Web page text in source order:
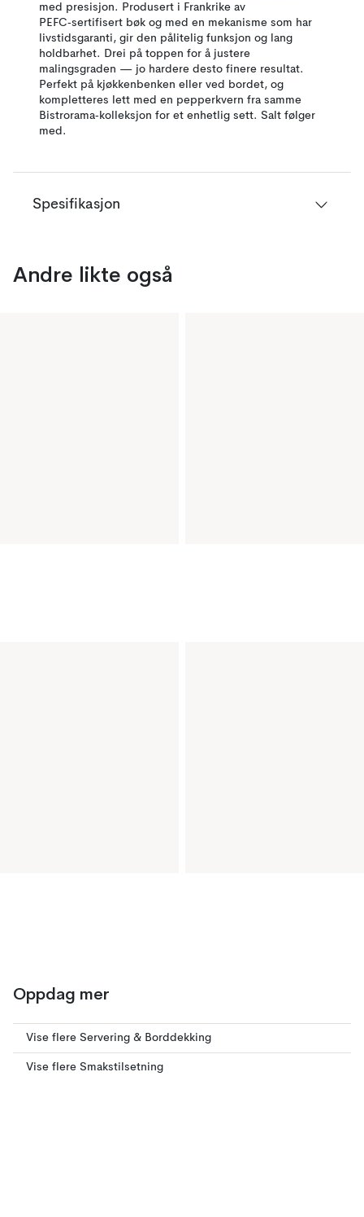
med presisjon. Produsert i Frankrike av
PEFC‑sertifisert bøk og med en mekanisme som har
livstidsgaranti, gir den pålitelig funksjon og lang
holdbarhet. Drei på toppen for å justere
malingsgraden — jo hardere desto finere resultat.
Perfekt på kjøkkenbenken eller ved bordet, og
kompletteres lett med en pepperkvern fra samme
Bistrorama‑kolleksjon for et enhetlig sett. Salt følger
med.
Spesifikasjon
Andre likte også
Oppdag mer
Vise flere Servering & Borddekking
Vise flere Smakstilsetning